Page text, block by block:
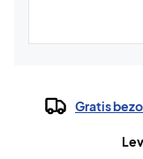
Gratis